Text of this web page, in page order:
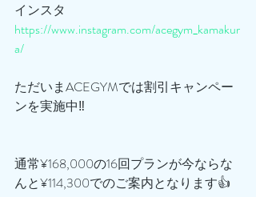
インスタ
https://www.instagram.com/acegym_kamakur
a/
ただいまACEGYMでは割引キャンペー
ンを実施中‼️
通常¥168,000の16回プランが今ならな
んと¥114,300でのご案内となります👍